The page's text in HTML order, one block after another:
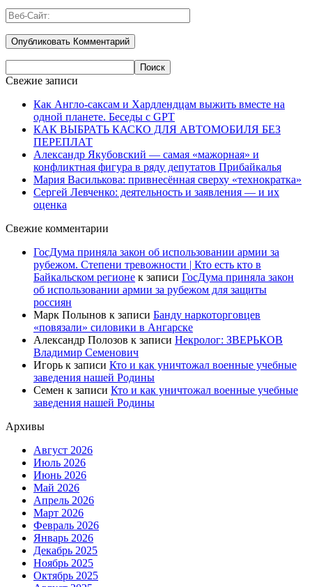
Свежие записи
Как Англо-саксам и Хардлендцам выжить вместе на
одной планете. Беседы с GPT
КАК ВЫБРАТЬ КАСКО ДЛЯ АВТОМОБИЛЯ БЕЗ
ПЕРЕПЛАТ
Александр Якубовский — самая «мажорная» и
конфликтная фигура в ряду депутатов Прибайкалья
Мария Василькова: привнесённая сверху «технократка»
Сергей Левченко: деятельность и заявления — и их
оценка
Свежие комментарии
ГосДума приняла закон об использовании армии за
рубежом. Степени тревожности | Кто есть кто в
Байкальском регионе к записи ГосДума приняла закон
об использовании армии за рубежом для защиты
россиян
Марк Полынов к записи Банду наркоторговцев
«повязали» силовики в Ангарске
Александр Полозов к записи Некролог: ЗВЕРЬКОВ
Владимир Семенович
Игорь к записи Кто и как уничтожал военные учебные
заведения нашей Родины
Семен к записи Кто и как уничтожал военные учебные
заведения нашей Родины
Архивы
Август 2026
Июль 2026
Июнь 2026
Май 2026
Апрель 2026
Март 2026
Февраль 2026
Январь 2026
Декабрь 2025
Ноябрь 2025
Октябрь 2025